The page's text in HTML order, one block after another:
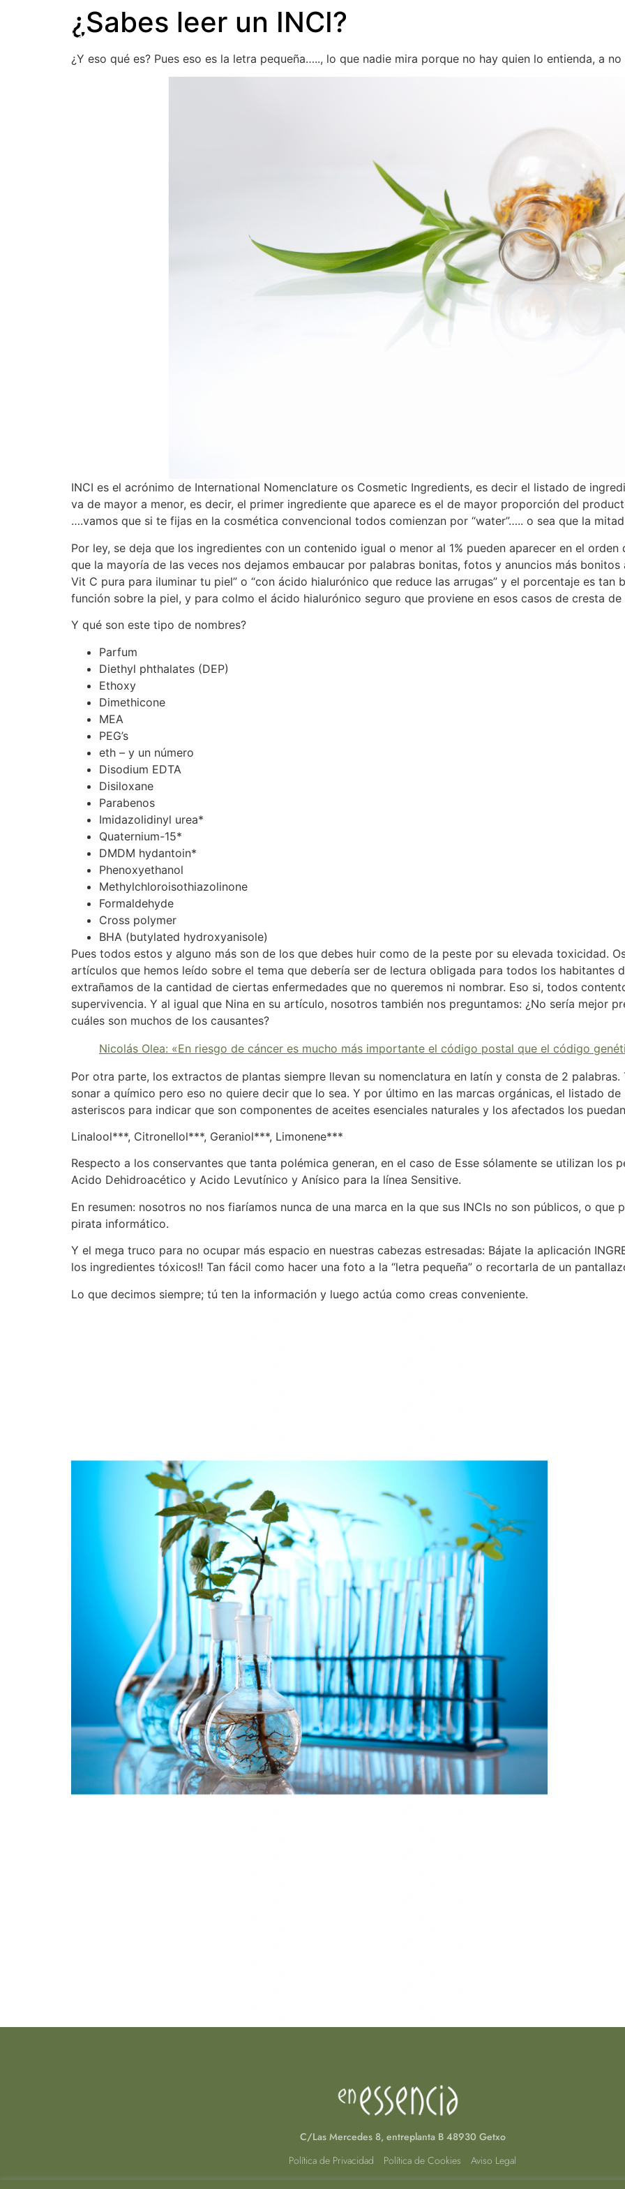
SOBRE NOSOTROS PRODUCTOS ESSE
¿Sabes leer un INCI?
¿Y eso qué es? Pues eso es la letra pequeña….., lo que nadie mira porque no hay quien lo entienda, a
INCI es el acrónimo de International Nomenclature os Cosmetic Ingredients, es decir el listado de
va de mayor a menor, es decir, el primer ingrediente que aparece es el de mayor proporción del
….vamos que si te fijas en la cosmética convencional todos comienzan por “water”….. o sea que la
Por ley, se deja que los ingredientes con un contenido igual o menor al 1% pueden aparecer en el
que la mayoría de las veces nos dejamos embaucar por palabras bonitas, fotos y anuncios más bonitos
Vit C pura para iluminar tu piel” o “con ácido hialurónico que reduce las arrugas” y el porcentaje es tan
función sobre la piel, y para colmo el ácido hialurónico seguro que proviene en esos casos de cresta
Y qué son este tipo de nombres?
Parfum
Diethyl phthalates (DEP)
Ethoxy
Dimethicone
MEA
PEG’s
eth – y un número
Disodium EDTA
Disiloxane
Parabenos
Imidazolidinyl urea*
Quaternium-15*
DMDM hydantoin*
Phenoxyethanol
Methylchloroisothiazolinone
Formaldehyde
Cross polymer
BHA (butylated hydroxyanisole)
Pues todos estos y alguno más son de los que debes huir como de la peste por su elevada toxicidad.
artículos que hemos leído sobre el tema que debería ser de lectura obligada para todos los habitantes
extrañamos de la cantidad de ciertas enfermedades que no queremos ni nombrar. Eso si, todos
supervivencia. Y al igual que Nina en su artículo, nosotros también nos preguntamos: ¿No sería mejor
cuáles son muchos de los causantes?
Nicolás Olea: «En riesgo de cáncer es mucho más importante el código postal que el código
Por otra parte, los extractos de plantas siempre llevan su nomenclatura en latín y consta de 2
sonar a químico pero eso no quiere decir que lo sea. Y por último en las marcas orgánicas, el listado
asteriscos para indicar que son componentes de aceites esenciales naturales y los afectados los
Linalool***, Citronellol***, Geraniol***, Limonene***
Respecto a los conservantes que tanta polémica generan, en el caso de Esse sólamente se utilizan los
Acido Dehidroacético y Acido Levutínico y Anísico para la línea Sensitive.
En resumen: nosotros no nos fiaríamos nunca de una marca en la que sus INCIs no son públicos, o que
pirata informático.
Y el mega truco para no ocupar más espacio en nuestras cabezas estresadas: Bájate la aplicación
los ingredientes tóxicos!! Tan fácil como hacer una foto a la “letra pequeña” o recortarla de un
Lo que decimos siempre; tú ten la información y luego actúa como creas conveniente.
C/Las Mercedes 8, entreplanta B 48930 Getxo
Política de Privacidad
Política de Cookies Aviso Legal